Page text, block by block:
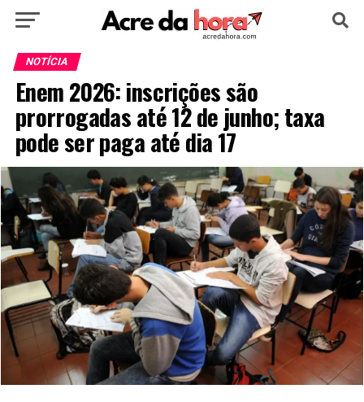
HOME
EDUCAÇÃO NOTÍCIA MUNDO
NOTÍCIA
Enem 2026: inscrições são
prorrogadas até 12 de junho; taxa
pode ser paga até dia 17